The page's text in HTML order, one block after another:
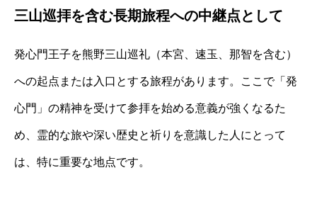
三山巡拝を含む長期旅程への中継点として
発心門王子を熊野三山巡礼（本宮、速玉、那智を含む）
への起点または入口とする旅程があります。ここで「発
心門」の精神を受けて参拝を始める意義が強くなるた
め、霊的な旅や深い歴史と祈りを意識した人にとって
は、特に重要な地点です。